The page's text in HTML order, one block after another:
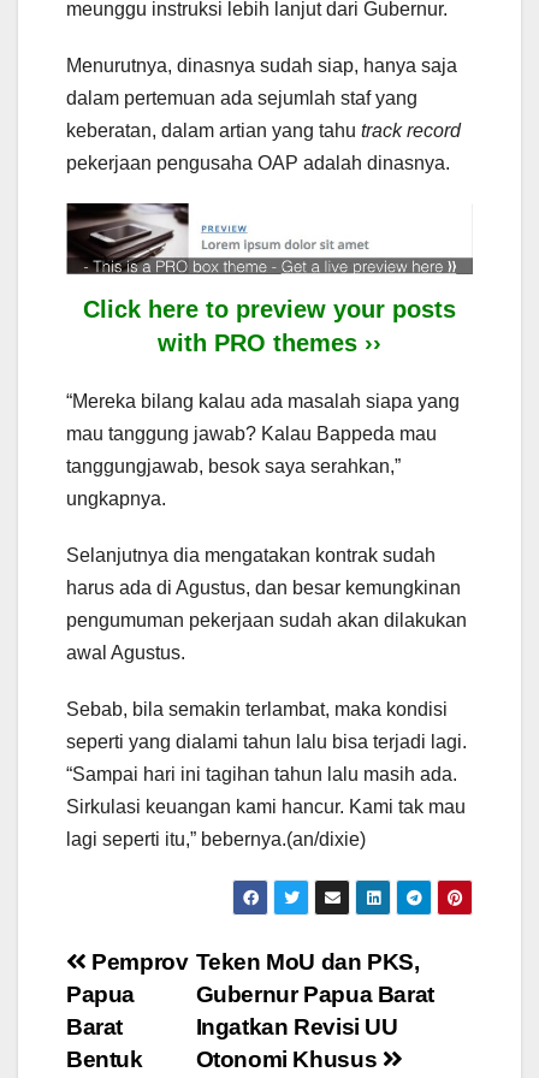
meunggu instruksi lebih lanjut dari Gubernur.
Menurutnya, dinasnya sudah siap, hanya saja
dalam pertemuan ada sejumlah staf yang
keberatan, dalam artian yang tahu track record
pekerjaan pengusaha OAP adalah dinasnya.
Click here to preview your posts
with PRO themes ››
“Mereka bilang kalau ada masalah siapa yang
mau tanggung jawab? Kalau Bappeda mau
tanggungjawab, besok saya serahkan,”
ungkapnya.
Selanjutnya dia mengatakan kontrak sudah
harus ada di Agustus, dan besar kemungkinan
pengumuman pekerjaan sudah akan dilakukan
awal Agustus.
Sebab, bila semakin terlambat, maka kondisi
seperti yang dialami tahun lalu bisa terjadi lagi.
“Sampai hari ini tagihan tahun lalu masih ada.
Sirkulasi keuangan kami hancur. Kami tak mau
lagi seperti itu,” bebernya.(an/dixie)
Post
navigation
Teken MoU dan PKS,
Gubernur Papua Barat
Ingatkan Revisi UU
Otonomi Khusus
Pemprov
Papua
Barat
Bentuk